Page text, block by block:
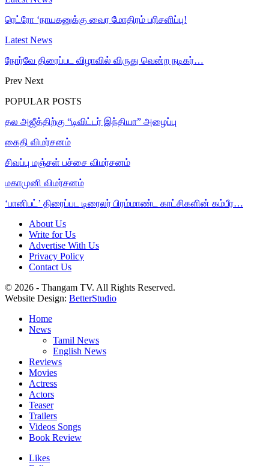
ரெட்ரோ ‘நாயகனுக்கு வைர மோதிரம் பரிசளிப்பு!
Latest News
நோர்வே திரைப்பட விழாவில் விருது வென்ற நடிகர்…
Prev Next
POPULAR POSTS
தல அஜீத்திற்கு “டிவிட்டர் இந்தியா” அழைப்பு
கைதி விமர்சனம்
சிவப்பு மஞ்சள் பச்சை விமர்சனம்
மகாமுனி விமர்சனம்
‘பானிபட்’ திரைப்பட டிரைலர் பிரம்மாண்ட காட்சிகளின் கம்பீர…
About Us
Write for Us
Advertise With Us
Privacy Policy
Contact Us
© 2026 - Thangam TV. All Rights Reserved.
Website Design: BetterStudio
Home
News
Tamil News
English News
Reviews
Movies
Actress
Actors
Teaser
Trailers
Videos Songs
Book Review
Likes